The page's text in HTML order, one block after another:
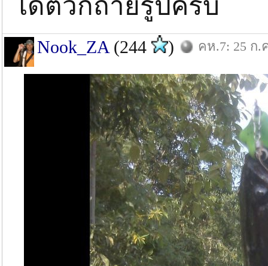
ได้ตัวก็ถ่ายรูปครับ
Nook_ZA (244 ) คห.7: 25 ก.